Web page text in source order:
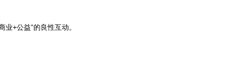
+公益”的良性互动。